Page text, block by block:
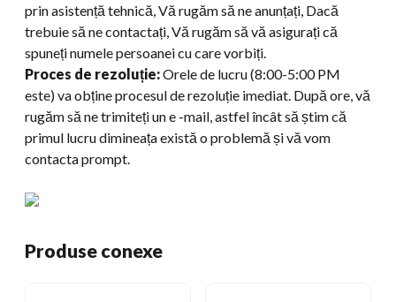
prin asistență tehnică, Vă rugăm să ne anunțați, Dacă
trebuie să ne contactați, Vă rugăm să vă asigurați că
spuneți numele persoanei cu care vorbiți.
Proces de rezoluție:Orele de lucru (8:00-5:00 PM
este) va obține procesul de rezoluție imediat. După ore, vă
rugăm să ne trimiteți un e -mail, astfel încât să știm că
primul lucru dimineața există o problemă și vă vom
contacta prompt.
Produse conexe